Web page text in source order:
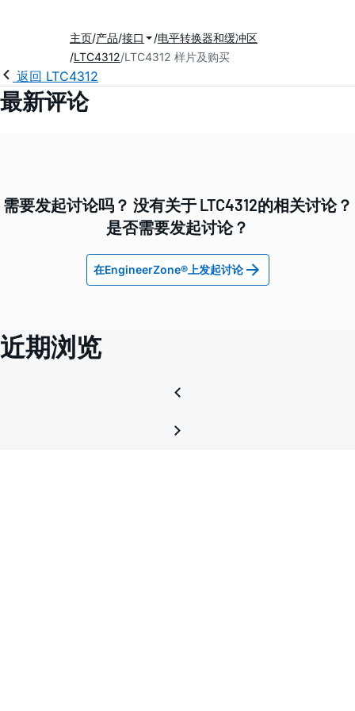
主页 产品 接口
电平转换器和缓冲区
LTC4312 LTC4312 样片及购买
返回 LTC4312
最新评论
需要发起讨论吗？ 没有关于 LTC4312的相关讨论？
是否需要发起讨论？
在EngineerZone®上发起讨论
近期浏览